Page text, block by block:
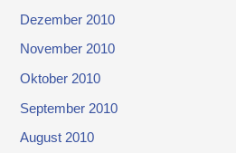
Dezember 2010
November 2010
Oktober 2010
September 2010
August 2010